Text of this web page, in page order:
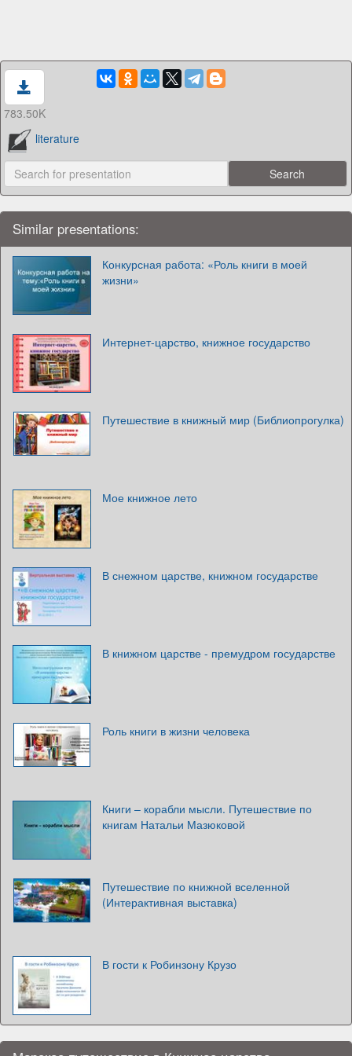
783.50K
literature
Similar presentations:
Конкурсная работа: «Роль книги в моей
жизни»
Интернет-царство, книжное государство
Путешествие в книжный мир (Библиопрогулка)
Мое книжное лето
В снежном царстве, книжном государстве
В книжном царстве - премудром государстве
Роль книги в жизни человека
Книги – корабли мысли. Путешествие по
книгам Натальи Мазюковой
Путешествие по книжной вселенной
(Интерактивная выставка)
В гости к Робинзону Крузо